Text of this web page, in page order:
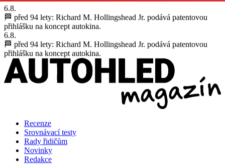
6.8.
🏁 před 94 lety: Richard M. Hollingshead Jr. podává patentovou
přihlášku na koncept autokina.
6.8.
🏁 před 94 lety: Richard M. Hollingshead Jr. podává patentovou
přihlášku na koncept autokina.
Recenze
Srovnávací testy
Rady řidičům
Novinky
Redakce